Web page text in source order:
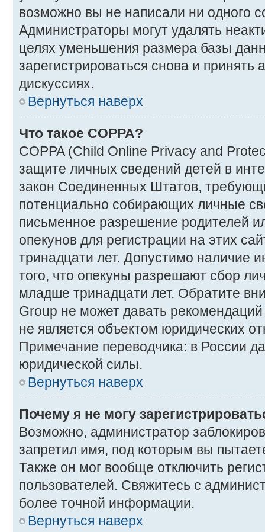
возможно вы не написали ни одного
Администраторы могут удалять
целях уменьшения размера базы
зарегистрироваться снова и принять
дискуссиях.
Вернуться наверх
Что такое COPPA?
COPPA (Child Online Privacy and
защите личных сведений детей в
закон Соединенных Штатов,
потенциально собирающих личные
письменное разрешение родителей
опекунов для регистрации на этих
тринадцати лет. Допустимо наличие
того, что опекуны разрешают сбор
младше тринадцати лет. Обратите
Group не может давать
не является объектом юридических
Примечание переводчика: в России
юридической силы.
Вернуться наверх
Почему я не могу
Возможно, администратор
запретил имя, под которым вы
Также он мог вообще отключить
пользователей. Свяжитесь с
более точной информации.
Вернуться наверх